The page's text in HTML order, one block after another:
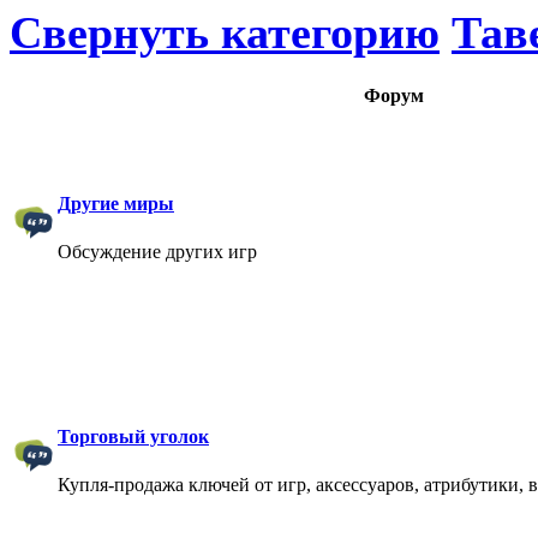
Свернуть категорию
Форум
Другие миры
Обсуждение других игр
Торговый уголок
Купля-продажа ключей от игр, аксессуаров, атрибутики,